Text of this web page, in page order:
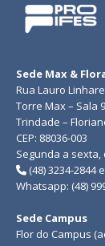
Sede Max &
Rua Lauro
Torre Max – Sala
Trindade –
CEP: 88036-003
Segunda a sexta,
(48) 3234-2844
Whatsapp: (48)
Sede Campus
Flor do Campus